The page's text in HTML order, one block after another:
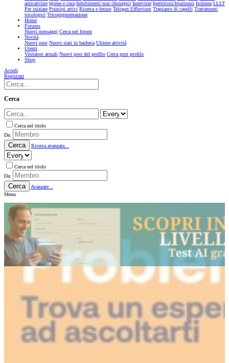
anticalvizie Igiene e cura Infoltimenti non chirurgici Interviste Ipertricosi/Irsutismo Isolinea LLLT
Per iniziare Principi attivi Ricerca e futuro Telogen Effluvium Trapianto di capelli Trattamenti
tricologici Tricopigmentazione
Home
Forums
Nuovi messaggi Cerca nel forum
Novità
Nuovi post Nuovi stati in bacheca Ultime attività
Utenti
Visitatori attuali Nuovi post del profilo Cerca post profilo
Shop
Accedi
Registrati
Cerca
Cerca nel titolo
Da:
Cerca Ricerca avanzata...
Cerca nel titolo
Da:
Cerca
Avanzate...
Menu